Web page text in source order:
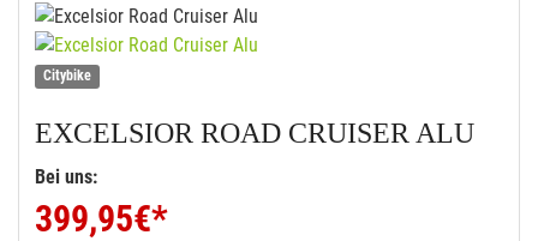
Citybike
EXCELSIOR ROAD CRUISER ALU
Bei uns:
399,95€*